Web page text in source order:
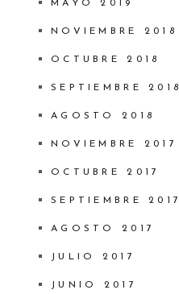
MAYO 2019
NOVIEMBRE 2018
OCTUBRE 2018
SEPTIEMBRE 2018
AGOSTO 2018
NOVIEMBRE 2017
OCTUBRE 2017
SEPTIEMBRE 2017
AGOSTO 2017
JULIO 2017
JUNIO 2017